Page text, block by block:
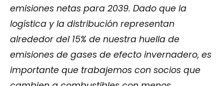
emisiones netas para 2039. Dado que la
logística y la distribución representan
alrededor del 15% de nuestra huella de
emisiones de gases de efecto invernadero, es
importante que trabajemos con socios que